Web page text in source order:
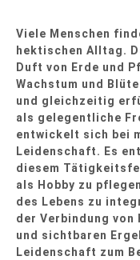
Viele Menschen
hektischen Alltag.
Duft von Erde und
Wachstum und
und gleichzeitig
als gelegentliche
entwickelt sich bei
Leidenschaft. Es
diesem
als Hobby zu
des Lebens zu
der Verbindung
und sichtbaren
Leidenschaft zum